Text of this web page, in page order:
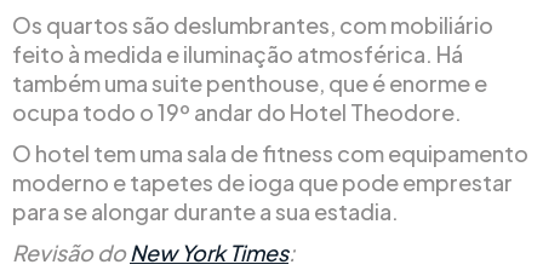
Os quartos são deslumbrantes, com mobiliário
feito à medida e iluminação atmosférica. Há
também uma suite penthouse, que é enorme e
ocupa todo o 19º andar do Hotel Theodore.
O hotel tem uma sala de fitness com equipamento
moderno e tapetes de ioga que pode emprestar
para se alongar durante a sua estadia.
Revisão doNew York Times: